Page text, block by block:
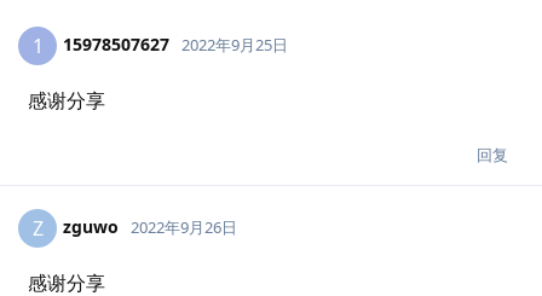
1 15978507627 2022年9月25日
感谢分享
回复
Z zguwo 2022年9月26日
感谢分享